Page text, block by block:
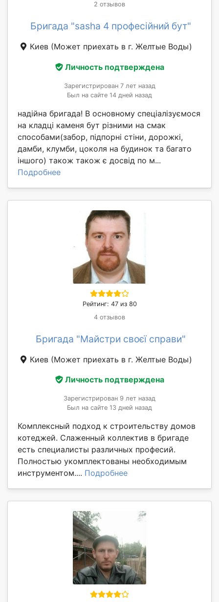
2 отзывов
Бригада "sasha 4 професійний бут"
Киев (Может приехать в г. Желтые Воды)
Личность подтверждена
Зарегистрирован 7 лет назад
Был на сайте 14 дней назад
надійна бригада! В основному спеціалізуємося
на кладці каменя бут різними на смак
способами(забор, підпорні стіни, дорожкі,
дамби, клумби, цоколя на будинок та багато
іншого) також також є досвід по м...
Подробнее
Рейтинг: 47 из 80
4 отзывов
Бригада "Майстри своєї справи"
Киев (Может приехать в г. Желтые Воды)
Личность подтверждена
Зарегистрирован 9 лет назад
Был на сайте 13 дней назад
Комплексный подход к строительству домов
котеджей. Слаженный коллектив в бригаде
есть специалисты различных професий.
Полностью укомплектованы необходимым
инструментом.... Подробнее